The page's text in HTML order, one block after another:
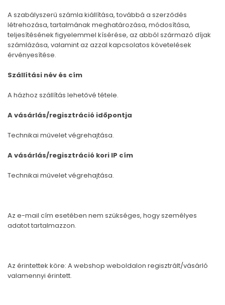
A szabályszerű számla kiállítása, továbbá a szerződés
létrehozása, tartalmának meghatározása, módosítása,
teljesítésének figyelemmel kísérése, az abból származó díjak
számlázása, valamint az azzal kapcsolatos követelések
érvényesítése.
Szállítási név és cím
A házhoz szállítás lehetővé tétele.
A vásárlás/regisztráció időpontja
Technikai művelet végrehajtása.
A vásárlás/regisztráció kori IP cím
Technikai művelet végrehajtása.
Az e-mail cím esetében nem szükséges, hogy személyes
adatot tartalmazzon.
Az érintettek köre: A webshop weboldalon regisztrált/vásárló
valamennyi érintett.